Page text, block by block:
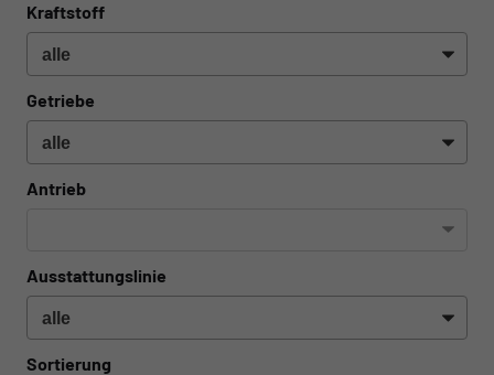
Kraftstoff
Getriebe
Antrieb
Ausstattungslinie
Sortierung